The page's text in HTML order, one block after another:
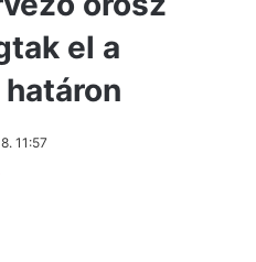
el a
11:57